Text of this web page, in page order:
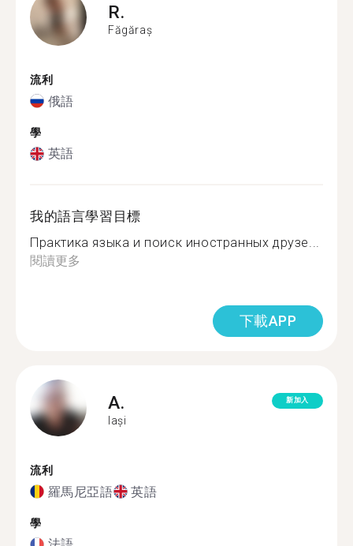
R.
Făgăraș
流利
俄語
學
英語
我的語言學習目標
Практика языка и поиск иностранных друзе...
閱讀更多
下載APP
A.
Iași
新加入
流利
羅馬尼亞語 英語
學